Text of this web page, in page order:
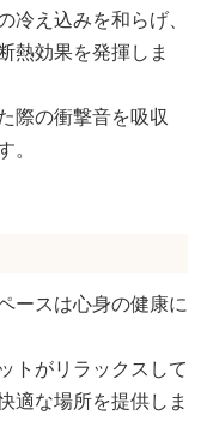
え込みを和らげ、
熱効果を発揮しま
際の衝撃音を吸収
ースは心身の健康に
トがリラックスして
適な場所を提供しま